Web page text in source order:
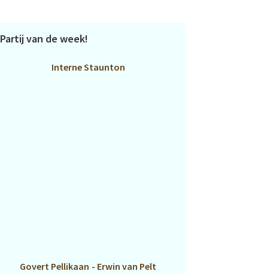
Partij van de week!
Interne Staunton
Govert Pellikaan - Erwin van Pelt